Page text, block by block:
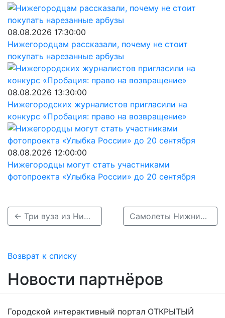
08.08.2026 17:30:00
Нижегородцам рассказали, почему не стоит
покупать нарезанные арбузы
08.08.2026 13:30:00
Нижегородских журналистов пригласили на
конкурс «Пробация: право на возвращение»
08.08.2026 12:00:00
Нижегородцы могут стать участниками
фотопроекта «Улыбка России» до 20 сентября
← Три вуза из Нижнего Новгорода попали в 100 лучших по версии Forbes Самолеты Нижний Новгород — Сухум смогут летать ежедневно →
Возврат к списку
Новости партнёров
Городской интерактивный портал ОТКРЫТЫЙ